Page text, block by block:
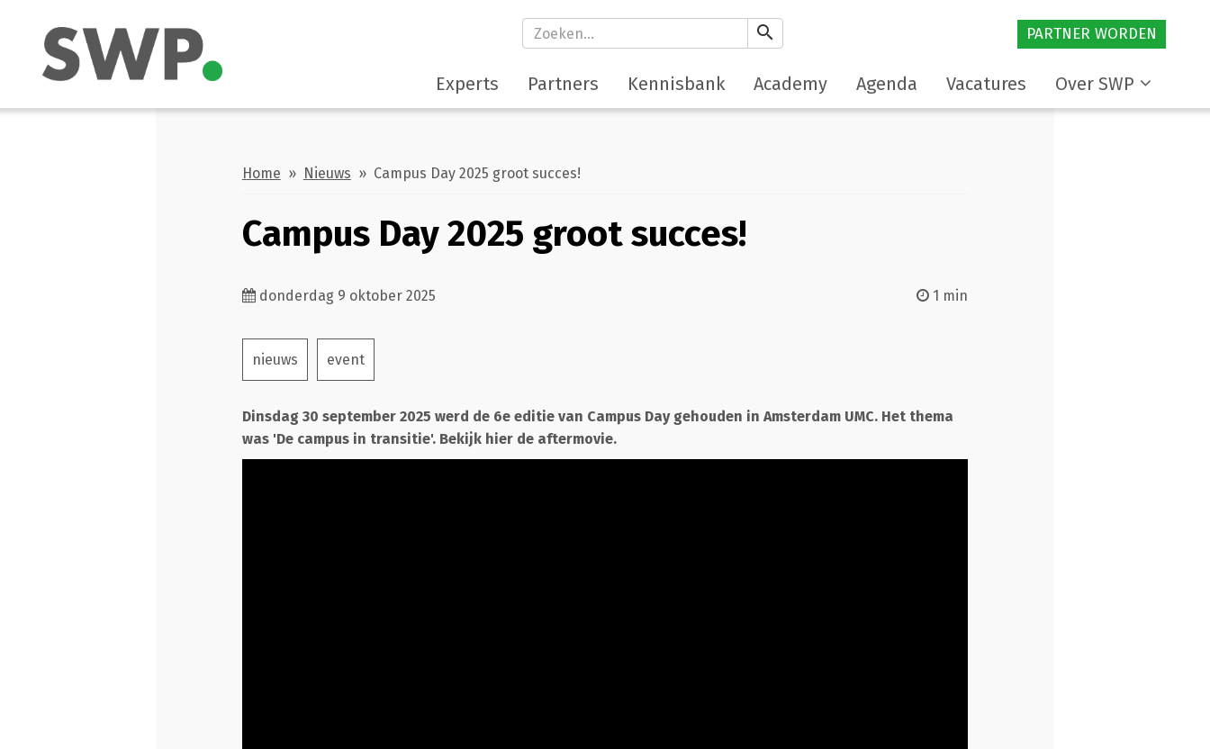
search PARTNER WORDEN
Experts Partners Kennisbank Academy Agenda Vacatures Over SWP
Home » Nieuws » Campus Day 2025 groot succes!
Campus Day 2025 groot succes!
donderdag 9 oktober 2025 1 min
nieuws event
Dinsdag 30 september 2025 werd de 6e editie van Campus Day gehouden in Amsterdam UMC. Het thema
was 'De campus in transitie'. Bekijk hier de aftermovie.